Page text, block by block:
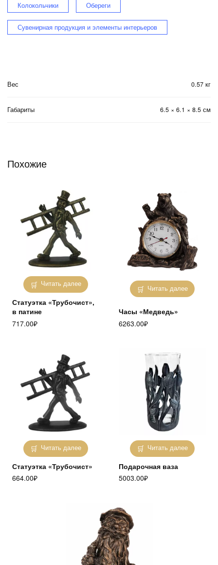
Колокольчики Обереги
Сувенирная продукция и элементы интерьеров
Вес 0.57 кг
Габариты 6.5 × 6.1 × 8.5 см
Похожие
Читать далее
Статуэтка «Трубочист»,
в патине
717.00₽
Читать далее
Часы «Медведь»
6263.00₽
Читать далее
Статуэтка «Трубочист»
664.00₽
Читать далее
Подарочная ваза
5003.00₽